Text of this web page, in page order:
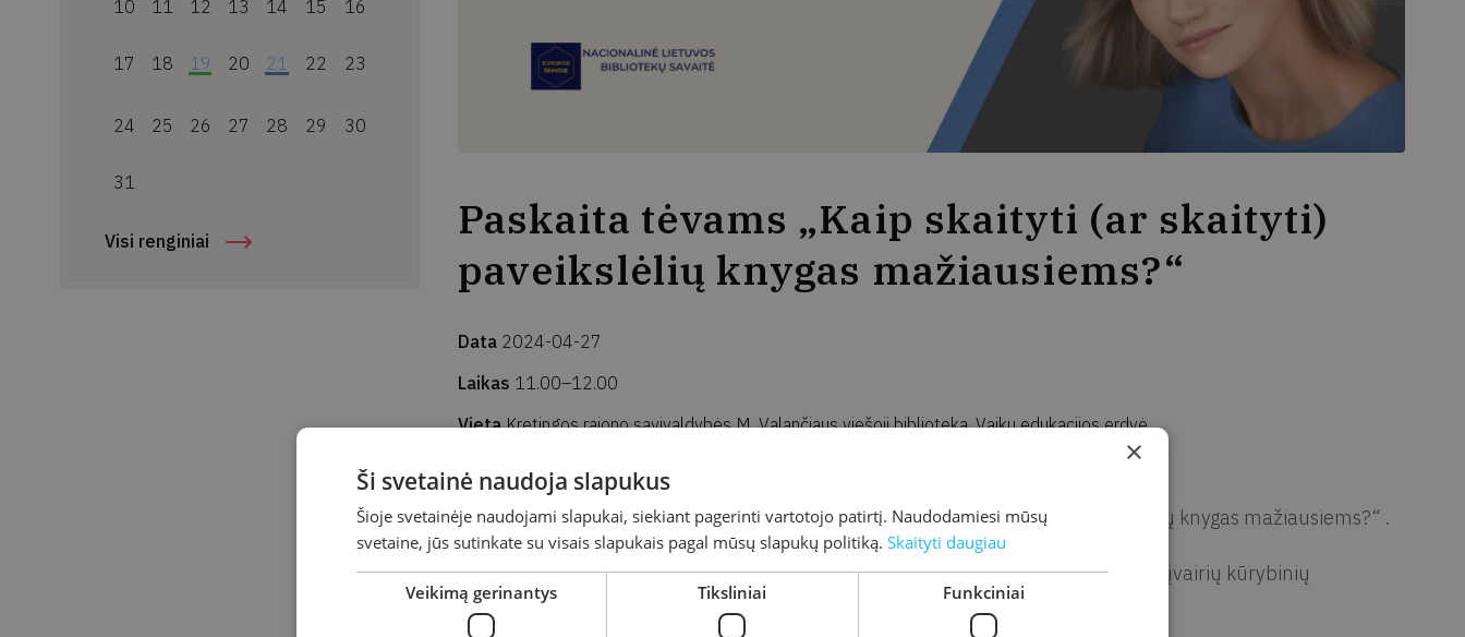
10 11 12 13 14 15 16
17 18 19 20 21 22 23
24 25 26 27 28 29 30
31
Visi renginiai
Paskaita tėvams „Kaip skaityti (ar skaityti)
paveikslėlių knygas mažiausiems?“
Data 2024-04-27
Laikas 11.00–12.00
VietaKretingos rajono savivaldybės M. Valančiaus viešoji biblioteka, Vaikų edukacijos erdvė
Kviečiame į Daivos Rudytės paskaitą tėvams „Kaip skaityti (ar skaityti) paveikslėlių knygas mažiausiems?“ .
Daiva Rudytė – leidybos namų „Tikra knyga“ kūrybos vadovė, aktorė, edukatorė, įvairių kūrybinių
užsiėmimų vaikams kūrėja.
×
Ši svetainė naudoja slapukus
Šioje svetainėje naudojami slapukai, siekiant pagerinti vartotojo patirtį. Naudodamiesi mūsų
svetaine, jūs sutinkate su visais slapukais pagal mūsų slapukų politiką. Skaityti daugiau
Veikimą gerinantys Tiksliniai Funkciniai